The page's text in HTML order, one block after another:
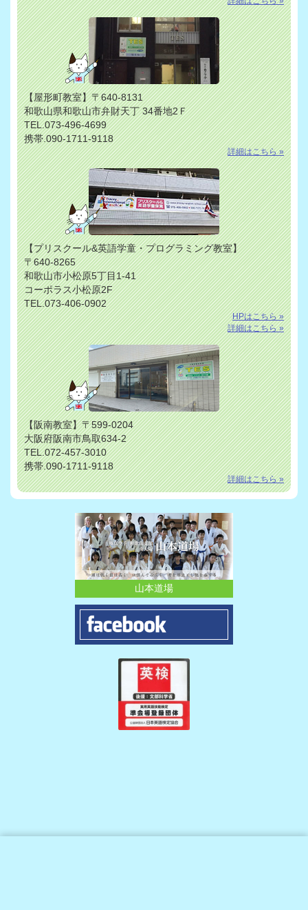
【屋形町教室】〒640-8131
和歌山県和歌山市弁財天丁 34番地2Ｆ
TEL.073-496-4699
携帯.090-1711-9118
詳細はこちら »
【プリスクール&英語学童・プログラミング教室】
〒640-8265
和歌山市小松原5丁目1-41
コーポラス小松原2F
TEL.073-406-0902
HPはこちら »
詳細はこちら »
【阪南教室】〒599-0204
大阪府阪南市鳥取634-2
TEL.072-457-3010
携帯.090-1711-9118
詳細はこちら »
山本道場